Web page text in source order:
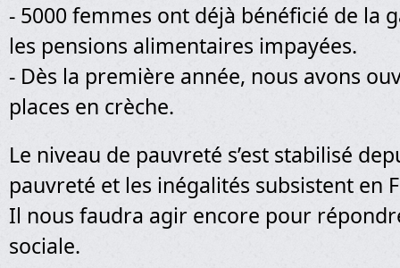
- 5000 femmes ont déjà bénéficié de la
les pensions alimentaires impayées.
- Dès la première année, nous avons
places en crèche.
Le niveau de pauvreté s’est stabilisé
pauvreté et les inégalités subsistent en
Il nous faudra agir encore pour
sociale.